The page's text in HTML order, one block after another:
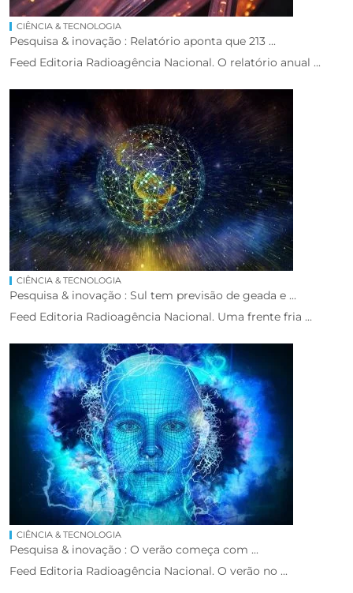
CIÊNCIA & TECNOLOGIA
Pesquisa & inovação : Relatório aponta que 213 ...
Feed Editoria Radioagência Nacional. O relatório anual ...
CIÊNCIA & TECNOLOGIA
Pesquisa & inovação : Sul tem previsão de geada e ...
Feed Editoria Radioagência Nacional. Uma frente fria ...
CIÊNCIA & TECNOLOGIA
Pesquisa & inovação : O verão começa com ...
Feed Editoria Radioagência Nacional. O verão no ...